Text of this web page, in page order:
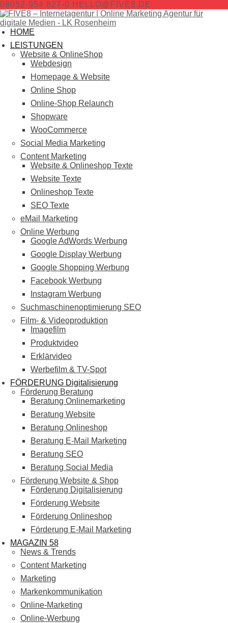
08052-954 827-0 HELLO@FIVE8.DE
HOME
LEISTUNGEN
Website & OnlineShop
Webdesign
Homepage & Website
Online Shop
Online-Shop Relaunch
Shopware
WooCommerce
Social Media Marketing
Content Marketing
Website & Onlineshop Texte
Website Texte
Onlineshop Texte
SEO Texte
eMail Marketing
Online Werbung
Google AdWords Werbung
Google Display Werbung
Google Shopping Werbung
Facebook Werbung
Instagram Werbung
Suchmaschinenoptimierung SEO
Film- & Videoproduktion
Imagefilm
Produktvideo
Erklärvideo
Werbefilm & TV-Spot
FÖRDERUNG Digitalisierung
Förderung Beratung
Beratung Onlinemarketing
Beratung Website
Beratung Onlineshop
Beratung E-Mail Marketing
Beratung SEO
Beratung Social Media
Förderung Website & Shop
Förderung Digitalisierung
Förderung Website
Förderung Onlineshop
Förderung E-Mail Marketing
MAGAZIN 58
News & Trends
Content Marketing
Marketing
Markenkommunikation
Online-Marketing
Online-Werbung